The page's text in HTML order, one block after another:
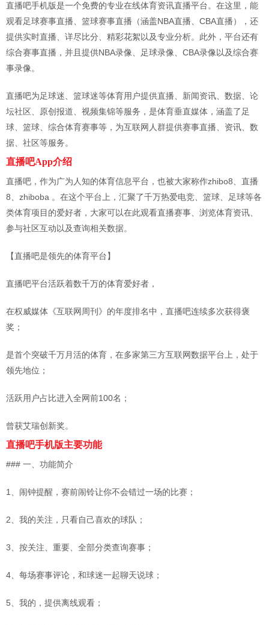
直播吧手机版是一个免费的专业在线体育资讯直播平台。在这里，能
观看足球赛事直播、篮球赛事直播（涵盖NBA直播、CBA直播），还
提供实时直播、详尽比分、精彩花絮以及专业分析。此外，平台还有
综合赛事直播，并且提供NBA录像、足球录像、CBA录像以及综合赛
事录像。
直播吧为足球迷、篮球迷等体育用户提供直播、新闻资讯、数据、论
坛社区、原创报道、视频集锦等服务，是体育垂直媒体，涵盖了足
球、篮球、综合体育赛事等，为互联网人群提供赛事直播、资讯、数
据、社区等服务。
直播吧App介绍
直播吧，作为广为人知的体育信息平台，也被大家称作zhibo8、直播
8、zhiboba 。在这个平台上，汇聚了千万热爱电竞、篮球、足球等各
类体育项目的爱好者，大家可以在此观看直播赛事、浏览体育资讯、
参与社区互动以及查询相关数据。
【直播吧是领先的体育平台】
直播吧平台活跃着数千万的体育爱好者，
在权威媒体《互联网周刊》的年度排名中，直播吧连续多次获得褒
奖；
是首个突破千万月活的体育，在多家第三方互联网数据平台上，处于
领先地位；
活跃用户占比进入全网前100名；
曾获艾瑞创新奖。
直播吧手机版主要功能
### 一、功能简介
1、闹钟提醒，赛前闹铃让你不会错过一场的比赛；
2、我的关注，只看自己喜欢的球队；
3、按关注、重要、全部分类查询赛事；
4、每场赛事评论，和球迷一起聊天说球；
5、我的，提供离线观看；